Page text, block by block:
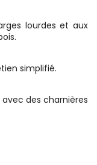
lourdes et aux
simplifié.
avec des charnières